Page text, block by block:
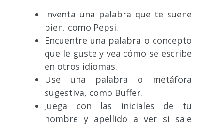
Inventa una palabra que te suene
bien, como Pepsi.
Encuentre una palabra o concepto
que le guste y vea cómo se escribe
en otros idiomas.
Use una palabra o metáfora
sugestiva, como Buffer.
Juega con las iniciales de tu
nombre y apellido a ver si sale